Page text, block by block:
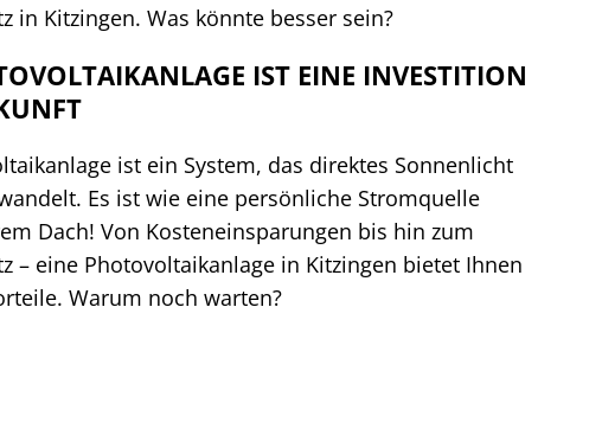
in Kitzingen. Was könnte besser sein?
IST EINE INVESTITION
ist ein System, das direktes Sonnenlicht
Es ist wie eine persönliche Stromquelle
Dach! Von Kosteneinsparungen bis hin zum
– eine Photovoltaikanlage in Kitzingen bietet Ihnen
Warum noch warten?